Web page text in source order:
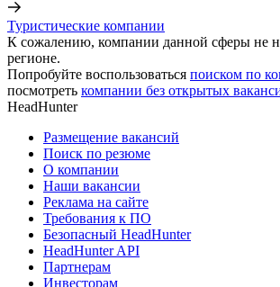
Туристические компании
К сожалению, компании данной сферы не
регионе.
Попробуйте воспользоваться поиском по
посмотреть компании без открытых
HeadHunter
Размещение вакансий
Поиск по резюме
О компании
Наши вакансии
Реклама на сайте
Требования к ПО
Безопасный HeadHunter
HeadHunter API
Партнерам
Инвесторам